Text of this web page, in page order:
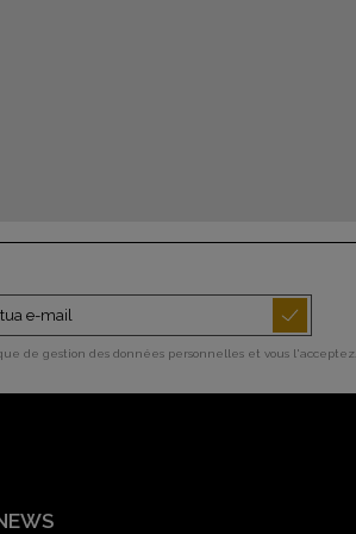
de gestion des données personnelles et vous l'acceptez.